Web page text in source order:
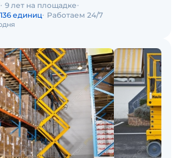
9 лет на площадке
136 единиц Работаем 24/7